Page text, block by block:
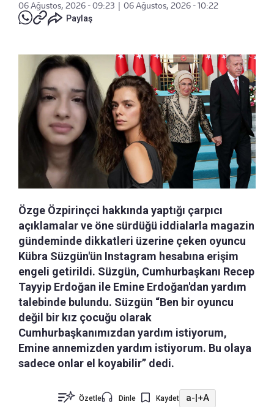
06 Ağustos, 2026 - 09:23
06 Ağustos, 2026 - 10:22
Paylaş
Özge Özpirinçci hakkında yaptığı çarpıcı
açıklamalar ve öne sürdüğü iddialarla magazin
gündeminde dikkatleri üzerine çeken oyuncu
Kübra Süzgün'ün Instagram hesabına erişim
engeli getirildi. Süzgün, Cumhurbaşkanı Recep
Tayyip Erdoğan ile Emine Erdoğan'dan yardım
talebinde bulundu. Süzgün “Ben bir oyuncu
değil bir kız çocuğu olarak
Cumhurbaşkanımızdan yardım istiyorum,
Emine annemizden yardım istiyorum. Bu olaya
sadece onlar el koyabilir” dedi.
Özetle Dinle Kaydet a-|+A